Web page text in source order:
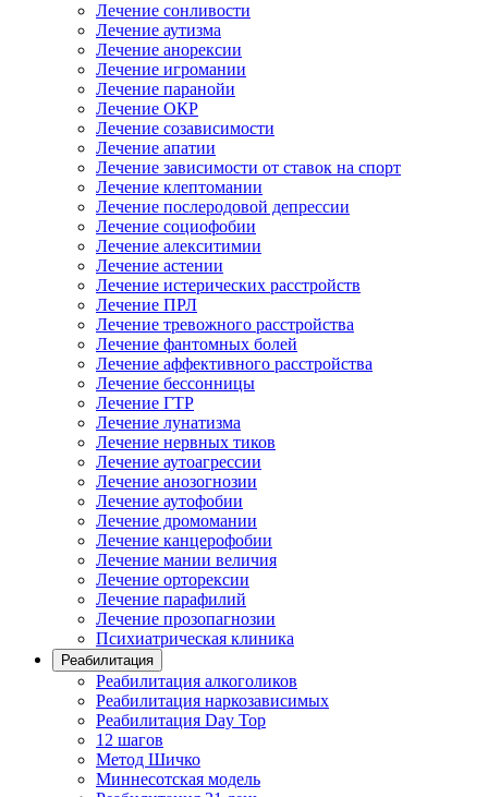
Лечение сонливости
Лечение аутизма
Лечение анорексии
Лечение игромании
Лечение паранойи
Лечение ОКР
Лечение созависимости
Лечение апатии
Лечение зависимости от ставок на спорт
Лечение клептомании
Лечение послеродовой депрессии
Лечение социофобии
Лечение алекситимии
Лечение астении
Лечение истерических расстройств
Лечение ПРЛ
Лечение тревожного расстройства
Лечение фантомных болей
Лечение аффективного расстройства
Лечение бессонницы
Лечение ГТР
Лечение лунатизма
Лечение нервных тиков
Лечение аутоагрессии
Лечение анозогнозии
Лечение аутофобии
Лечение дромомании
Лечение канцерофобии
Лечение мании величия
Лечение орторексии
Лечение парафилий
Лечение прозопагнозии
Психиатрическая клиника
Реабилитация
Реабилитация алкоголиков
Реабилитация наркозависимых
Реабилитация Day Top
12 шагов
Метод Шичко
Миннесотская модель